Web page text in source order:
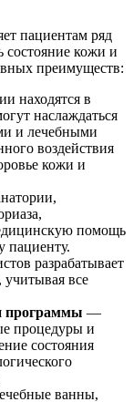
пациентам ряд
кожи и
преимуществ:
находятся в
наслаждаться
и лечебными
воздействия
кожи и
помощь
пациенту.
разрабатывает
все
программы —
процедуры и
состояния
ванны,